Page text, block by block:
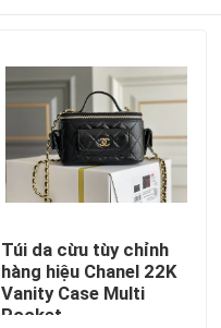
Túi da cừu tùy chỉnh
hàng hiệu Chanel 22K
Vanity Case Multi
Pocket